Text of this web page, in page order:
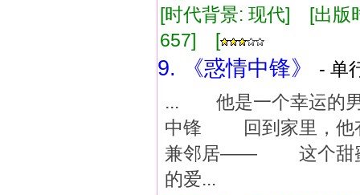
[时代背景: 现代] [出
657] [
9. 《惑情中锋》
- 单
... 他是一个幸运的
中锋 回到家里，他
兼邻居—— 这个甜蜜
的爱...